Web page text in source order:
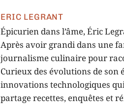
ERIC LEGRANT
Épicurien dans l’âme, Éric
Après avoir grandi dans une
journalisme culinaire pour
Curieux des évolutions de son
innovations technologiques
partage recettes, enquêtes et